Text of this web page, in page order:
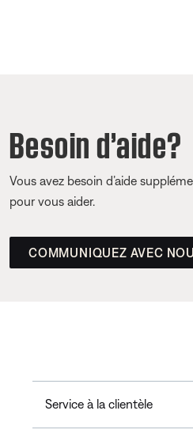
Besoin d’aide?
Vous avez besoin d’aide
pour vous aider.
COMMUNIQUEZ AVEC
Service à la clientèle